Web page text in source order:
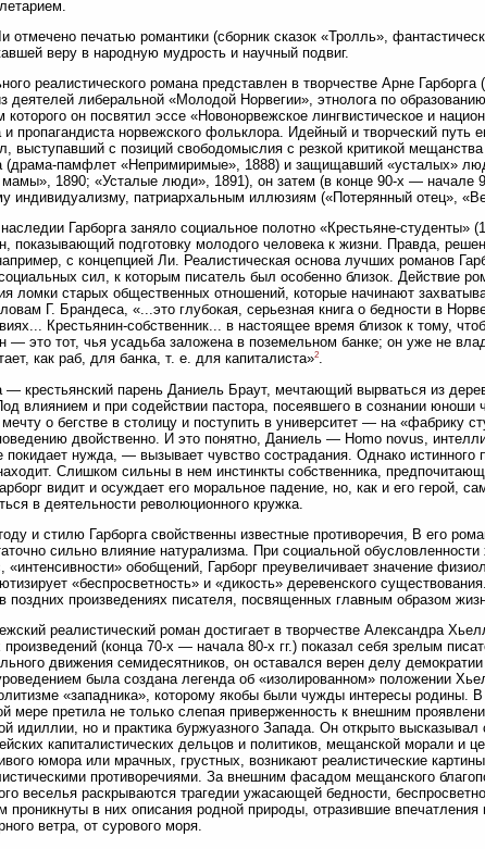
отмечено печатью романтики (сборник сказок «Тролль»,
веру в народную мудрость и научный подвиг.
реалистического романа представлен в творчестве Арне
деятелей либеральной «Молодой Норвегии», этнолога по
которого он посвятил эссе «Новонорвежское лингвистическое и
и пропагандиста норвежского фольклора. Идейный и творческий путь
выступавший с позиций свободомыслия с резкой критикой
(драма-памфлет «Непримиримые», 1888) и защищавший «усталых»
1890; «Усталые люди», 1891), он затем (в конце 90-х — начале
индивидуализму, патриархальным иллюзиям («Потерянный отец»,
Гарборга заняло социальное полотно «Крестьяне-студенты»
показывающий подготовку молодого человека к жизни. Правда,
с концепцией Ли. Реалистическая основа лучших романов
сил, к которым писатель был особенно близок. Действие
ломки старых общественных отношений, которые начинают
Г. Брандеса, «...это глубокая, серьезная книга о бедности в
Крестьянин-собственник... в настоящее время близок к тому,
— это тот, чья усадьба заложена в поземельном банке; он уже не
как раб, для банка, т. е. для капиталиста»2.
— крестьянский парень Даниель Браут, мечтающий вырваться из
влиянием и при содействии пастора, посеявшего в сознании
о бегстве в столицу и поступить в университет — на «фабрику
двойственно. И это понятно, Даниель — Homo novus,
покидает нужда, — вызывает чувство сострадания. Однако истинного
Слишком сильны в нем инстинкты собственника,
видит и осуждает его моральное падение, но, как и его герой,
в деятельности революционного кружка.
и стилю Гарборга свойственны известные противоречия, В его
сильно влияние натурализма. При социальной обусловленности
обобщений, Гарборг преувеличивает значение
«беспросветность» и «дикость» деревенского
поздних произведениях писателя, посвященных главным образом
реалистический роман достигает в творчестве Александра
(конца 70-х — начала 80-х гг.) показал себя зрелым
движения семидесятников, он оставался верен делу демократии
была создана легенда об «изолированном» положении
«западника», которому якобы были чужды интересы родины.
мере претила не только слепая приверженность к внешним
идиллии, но и практика буржуазного Запада. Он открыто
капиталистических дельцов и политиков, мещанской морали и
юмора или мрачных, грустных, возникают реалистические
противоречиями. За внешним фасадом мещанского
веселья раскрываются трагедии ужасающей бедности,
в них описания родной природы, отразившие впечатления
ветра, от сурового моря.